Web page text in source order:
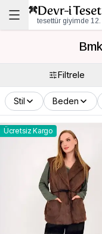
tesettür giyimde 12.
Filtrele
Stil Beden
Ücretsiz Kargo